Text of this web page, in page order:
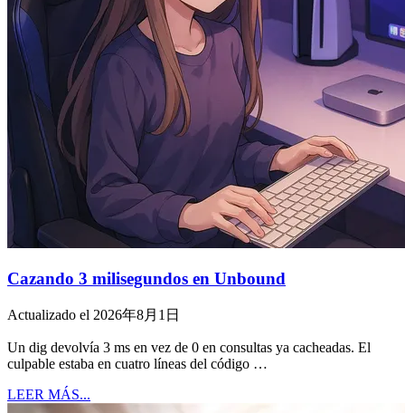
Cazando 3 milisegundos en Unbound
Actualizado el 2026年8月1日
Un dig devolvía 3 ms en vez de 0 en consultas ya cacheadas. El
culpable estaba en cuatro líneas del código …
LEER MÁS...